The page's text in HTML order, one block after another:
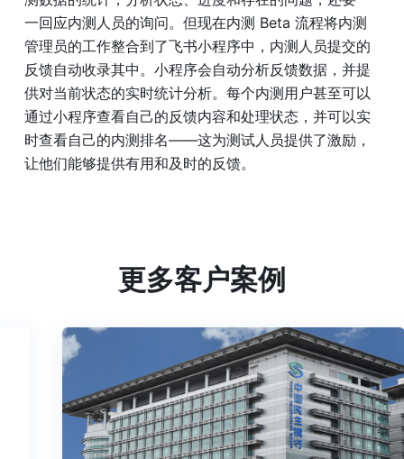
一回应内测人员的询问。但现在内测 Beta 流程将内测
管理员的工作整合到了飞书小程序中，内测人员提交的
反馈自动收录其中。小程序会自动分析反馈数据，并提
供对当前状态的实时统计分析。每个内测用户甚至可以
通过小程序查看自己的反馈内容和处理状态，并可以实
时查看自己的内测排名——这为测试人员提供了激励，
让他们能够提供有用和及时的反馈。
更多客户案例